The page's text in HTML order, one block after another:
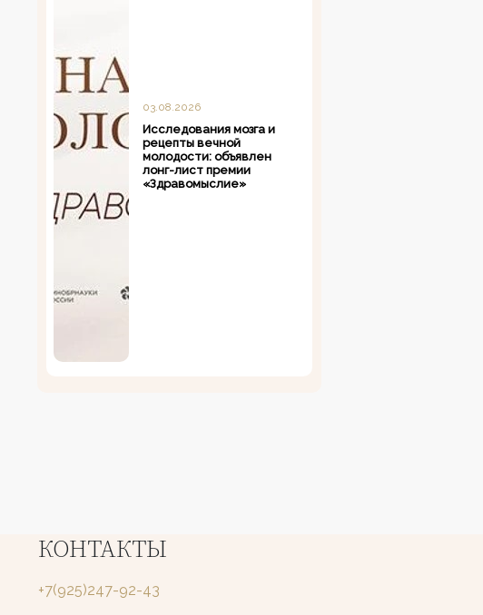
03.08.2026
Исследования мозга и
рецепты вечной
молодости: объявлен
лонг-лист премии
«Здравомыслие»
КОНТАКТЫ
+7(925)247-92-43